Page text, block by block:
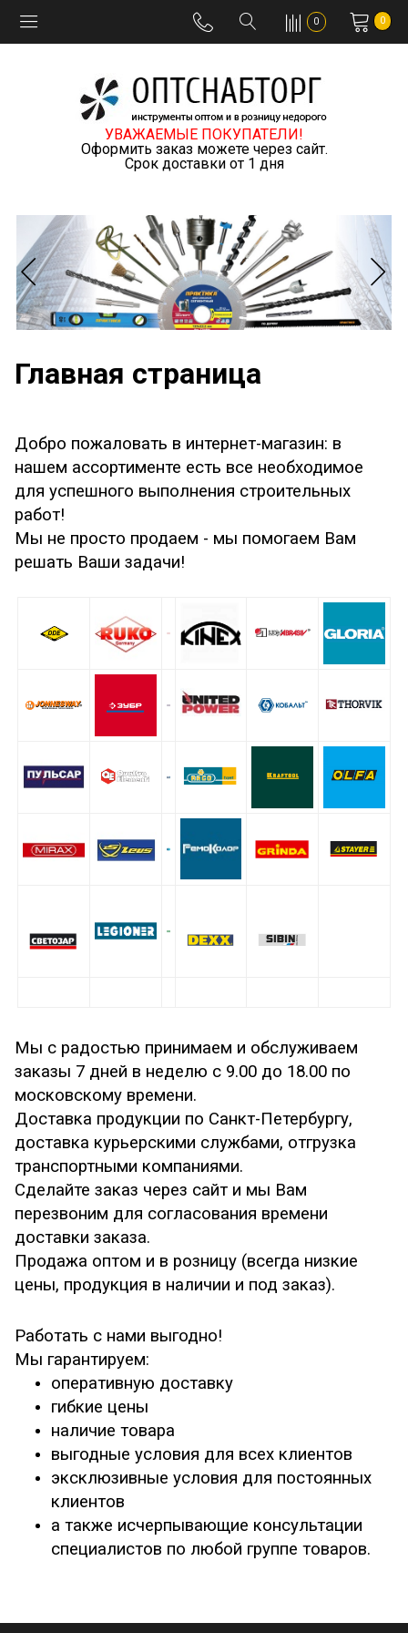
0 0
УВАЖАЕМЫЕ ПОКУПАТЕЛИ!
Оформить заказ можете через сайт.
Срок доставки от 1 дня
Главная страница
Добро пожаловать в интернет-магазин: в
нашем ассортименте есть все необходимое
для успешного выполнения строительных
работ!
Мы не просто продаем - мы помогаем Вам
решать Ваши задачи!
Мы с радостью принимаем и обслуживаем
заказы 7 дней в неделю с 9.00 до 18.00 по
московскому времени.
Доставка продукции по Санкт-Петербургу,
доставка курьерскими службами, отгрузка
транспортными компаниями.
Сделайте заказ через сайт и мы Вам
перезвоним для согласования времени
доставки заказа.
Продажа оптом и в розницу (всегда низкие
цены, продукция в наличии и под заказ).
Работать с нами выгодно!
Мы гарантируем:
оперативную доставку
гибкие цены
наличие товара
выгодные условия для всех клиентов
эксклюзивные условия для постоянных
клиентов
а также исчерпывающие консультации
специалистов по любой группе товаров.